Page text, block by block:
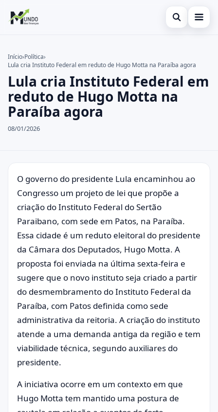
Abrir busca
Economia
Finanças
Buscar no site
Buscar por:
Pressione Enter para buscar ou ESC para fechar.
Início›Política›
Lula cria Instituto Federal em reduto de Hugo Motta na Paraíba agora
Lula cria Instituto Federal em
reduto de Hugo Motta na
Paraíba agora
08/01/2026
O governo do presidente Lula encaminhou ao
Congresso um projeto de lei que propõe a
criação do Instituto Federal do Sertão
Paraibano, com sede em Patos, na Paraíba.
Essa cidade é um reduto eleitoral do presidente
da Câmara dos Deputados, Hugo Motta. A
proposta foi enviada na última sexta-feira e
sugere que o novo instituto seja criado a partir
do desmembramento do Instituto Federal da
Paraíba, com Patos definida como sede
administrativa da reitoria. A criação do instituto
atende a uma demanda antiga da região e tem
viabilidade técnica, segundo auxiliares do
presidente.
A iniciativa ocorre em um contexto em que
Hugo Motta tem mantido uma postura de